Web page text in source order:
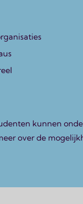
kunnen
over de